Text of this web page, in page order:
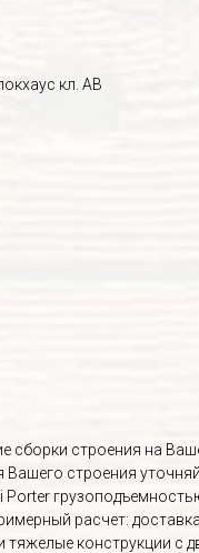
кл. АВ
сборки строения на
строения
расчет:
конструкции с